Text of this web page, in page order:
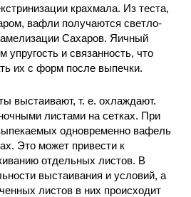
крахмала. Из теста,
вафли получаются светло-
Сахаров. Яичный
упругость и связанность, что
их с форм после выпечки.
выстаивают, т. е. охлаждают.
листами на сетках. При
одновременно вафель
Это может привести к
отдельных листов. В
выстаивания и условий, а
листов в них происходит